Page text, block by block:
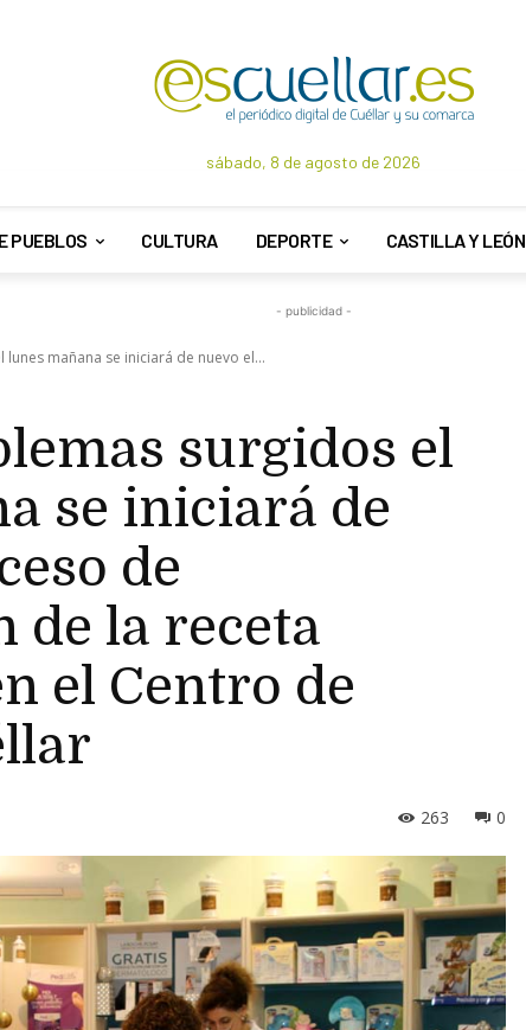
sábado, 8 de agosto de 2026
PUEBLOS CULTURA DEPORTE CASTILLA Y LEÓN
- publicidad -
mañana se iniciará de nuevo el...
surgidos el
se iniciará de
de
de la receta
el Centro de
0
263